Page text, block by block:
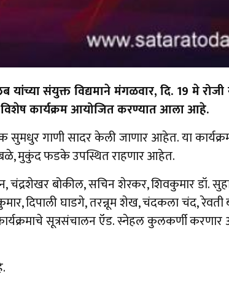
यांच्या संयुक्त विद्यमाने मंगळवार, दि. 19 मे
विशेष कार्यक्रम आयोजित करण्यात आला आहे.
गाणी सादर केली जाणार आहेत. या
मुकुंद फडके उपस्थित राहणार आहेत.
चंद्रशेखर बोकील, सचिन शेरकर, शिवकुमार डॉ.
दिपाली घाडगे, तरन्नूम शेख, चंदकला चंद, रेवती
सूत्रसंचालन ऍड. स्नेहल कुलकर्णी